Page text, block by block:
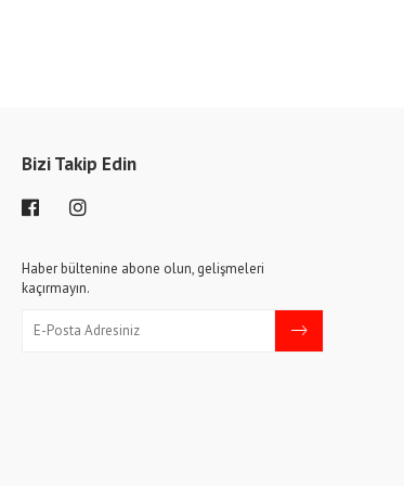
Bizi Takip Edin
Haber bültenine abone olun, gelişmeleri
kaçırmayın.